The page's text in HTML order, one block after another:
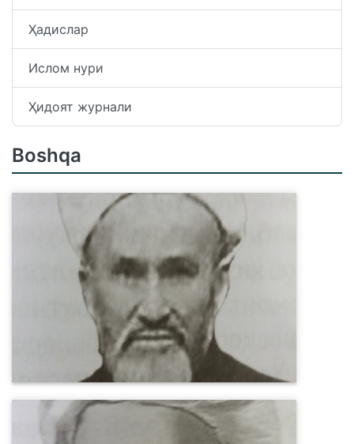
Ҳадислар
Ислом нури
Ҳидоят журнали
Boshqa